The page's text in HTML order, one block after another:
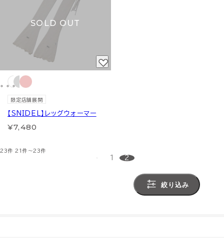
SOLD OUT
限定店舗展開
【SNIDEL】レッグウォーマー
¥7,480
23件21件～23件
1 2
絞り込み